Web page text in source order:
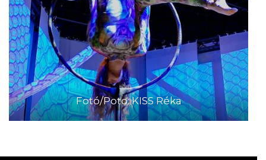
Fotó/Poto: KISS Réka